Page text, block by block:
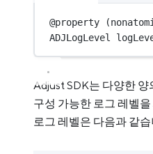
@property
ADJLogLevel
Adjust SDK는 다양한
구성 가능한 로그 레벨
로그 레벨은 다음과 같습